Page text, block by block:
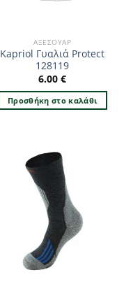
ΑΞΕΣΟΥΆΡ
Kapriol Γυαλιά Protect
128119
6.00€
Προσθήκη στο καλάθι